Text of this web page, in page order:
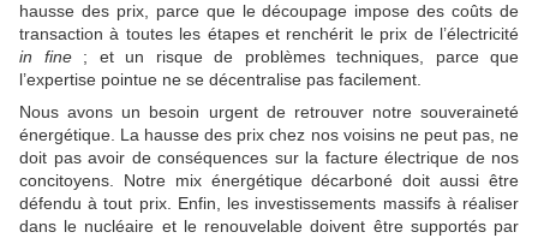
hausse des prix, parce que le découpage impose des coûts de
transaction à toutes les étapes et renchérit le prix de l’électricité
in fine; et un risque de problèmes techniques, parce que
l’expertise pointue ne se décentralise pas facilement.
Nous avons un besoin urgent de retrouver notre souveraineté
énergétique. La hausse des prix chez nos voisins ne peut pas, ne
doit pas avoir de conséquences sur la facture électrique de nos
concitoyens. Notre mix énergétique décarboné doit aussi être
défendu à tout prix. Enfin, les investissements massifs à réaliser
dans le nucléaire et le renouvelable doivent être supportés par